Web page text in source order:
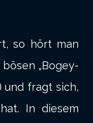
so hört man
„Bogey-
und fragt sich,
In diesem